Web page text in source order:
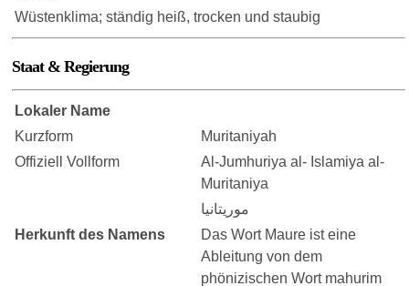
Wüstenklima; ständig heiß, trocken und staubig
Staat & Regierung
Lokaler Name
Kurzform
Muritaniyah
Offiziell Vollform
Al-Jumhuriya al- Islamiya al-
Muritaniya
موريتانيا
Herkunft des Namens
Das Wort Maure ist eine
Ableitung von dem
phönizischen Wort mahurim